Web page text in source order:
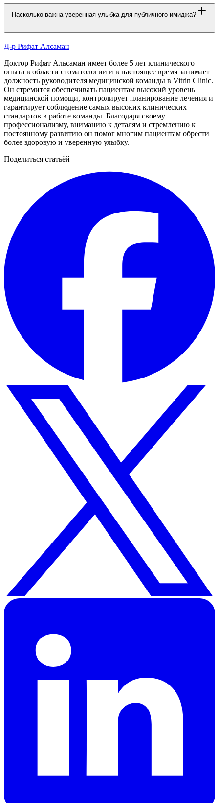
Насколько важна уверенная улыбка для публичного имиджа?
Д-р Рифат Алсаман
Доктор Рифат Альсаман имеет более 5 лет клинического
опыта в области стоматологии и в настоящее время занимает
должность руководителя медицинской команды в Vitrin Clinic.
Он стремится обеспечивать пациентам высокий уровень
медицинской помощи, контролирует планирование лечения и
гарантирует соблюдение самых высоких клинических
стандартов в работе команды. Благодаря своему
профессионализму, вниманию к деталям и стремлению к
постоянному развитию он помог многим пациентам обрести
более здоровую и уверенную улыбку.
Поделиться статьёй